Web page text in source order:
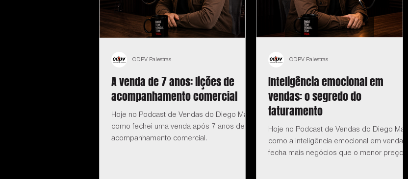
A venda de 7 anos: lições de
acompanhamento comercial
Hoje no Podcast de Vendas do Diego Maia:
como fechei uma venda após 7 anos de
acompanhamento comercial.
CDPV Palestras
Inteligência emocional em
vendas: o segredo do
faturamento
Hoje no Podcast de Vendas do Diego Maia:
como a inteligência emocional em vendas
fecha mais negócios que o menor preço.
CDPV Palestras